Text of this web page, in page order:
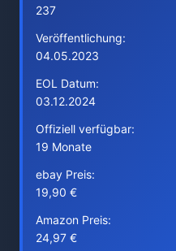
237
Veröffentlichung:
04.05.2023
EOL Datum:
03.12.2024
Offiziell verfügbar:
19 Monate
ebay Preis:
19,90 €
Amazon Preis:
24,97 €